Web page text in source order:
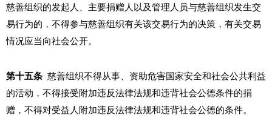
慈善组织的发起人、主要捐赠人以及管理人员与慈善组织发生交
易行为的，不得参与慈善组织有关该交易行为的决策，有关交易
情况应当向社会公开。
第十五条 慈善组织不得从事、资助危害国家安全和社会公共利益
的活动，不得接受附加违反法律法规和违背社会公德条件的捐
赠，不得对受益人附加违反法律法规和违背社会公德的条件。